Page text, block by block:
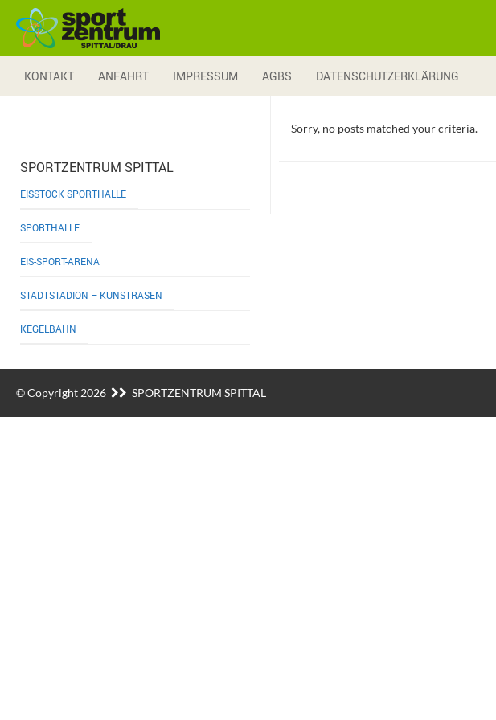
SPORTZENTRUM SPITTAL
KONTAKT ANFAHRT IMPRESSUM AGBS DATENSCHUTZERKLÄRUNG
Sorry, no posts matched your criteria.
SPORTZENTRUM SPITTAL
EISSTOCK SPORTHALLE
SPORTHALLE
EIS-SPORT-ARENA
STADTSTADION – KUNSTRASEN
KEGELBAHN
© Copyright 2026 SPORTZENTRUM SPITTAL